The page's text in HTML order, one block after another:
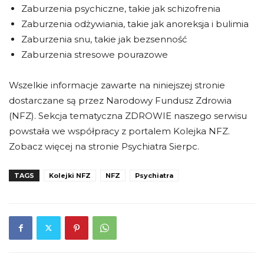
Zaburzenia psychiczne, takie jak schizofrenia
Zaburzenia odżywiania, takie jak anoreksja i bulimia
Zaburzenia snu, takie jak bezsenność
Zaburzenia stresowe pourazowe
Wszelkie informacje zawarte na niniejszej stronie
dostarczane są przez Narodowy Fundusz Zdrowia
(NFZ). Sekcja tematyczna ZDROWIE naszego serwisu
powstała we współpracy z portalem Kolejka NFZ.
Zobacz więcej na stronie Psychiatra Sierpc.
TAGS Kolejki NFZ NFZ Psychiatra